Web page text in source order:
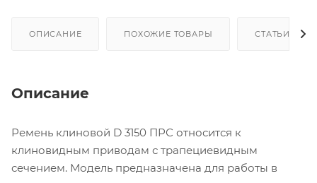
ОПИСАНИЕ ПОХОЖИЕ ТОВАРЫ СТАТЬИ
Описание
Ремень клиновой D 3150 ПРС относится к
клиновидным приводам с трапециевидным
сечением. Модель предназначена для работы в